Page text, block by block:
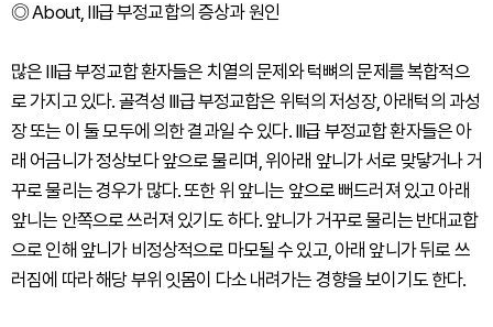
◎About, III급 부정교합의 증상과 원인
많은 III급 부정교합 환자들은 치열의 문제와 턱뼈의 문제를 복합적으
로 가지고 있다. 골격성 III급 부정교합은 위턱의 저성장, 아래턱의 과성
장 또는 이 둘 모두에 의한 결과일 수 있다. III급 부정교합 환자들은 아
래 어금니가 정상보다 앞으로 물리며, 위아래 앞니가 서로 맞닿거나 거
꾸로 물리는 경우가 많다. 또한 위 앞니는 앞으로 뻐드러져 있고 아래
앞니는 안쪽으로 쓰러져 있기도 하다. 앞니가 거꾸로 물리는 반대교합
으로 인해 앞니가 비정상적으로 마모될 수 있고, 아래 앞니가 뒤로 쓰
러짐에 따라 해당 부위 잇몸이 다소 내려가는 경향을 보이기도 한다.